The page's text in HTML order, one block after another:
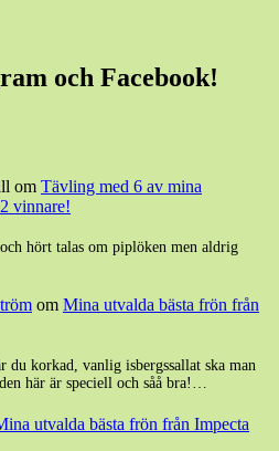
och Facebook!
om Tävling med 6 av mina
vinnare!
hört talas om piplöken men aldrig
om Mina utvalda bästa frön från
du korkad, vanlig isbergssallat ska man
här är speciell och såå bra!…
utvalda bästa frön från Impecta